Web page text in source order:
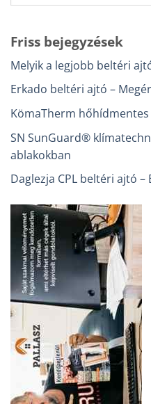
Friss bejegyzések
Melyik a legjobb beltéri
Erkado beltéri ajtó –
KömaTherm
SN SunGuard®
ablakokban
Daglezja CPL beltéri ajtó –